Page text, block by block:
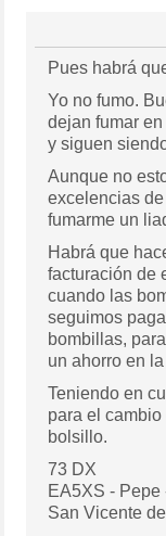
Pues habrá
Yo no fumo.
dejan fumar
y siguen
Aunque no
excelencias
Habrá que
facturación de
cuando las
seguimos
bombillas,
un ahorro en
Teniendo en
para el cambio de bombillas ha salido de nuestro
bolsillo.
73 DX
EA5XS - Pepe
San Vicente